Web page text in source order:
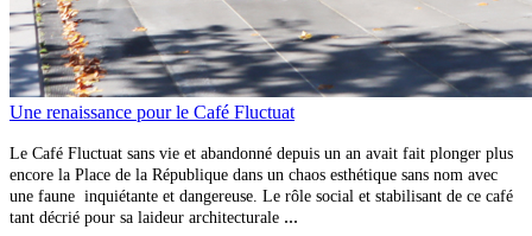
Une renaissance pour le Café Fluctuat
Le Café Fluctuat sans vie et abandonné depuis un an avait fait plonger plus
encore la Place de la République dans un chaos esthétique sans nom avec
une faune inquiétante et dangereuse. Le rôle social et stabilisant de ce café
tant décrié pour sa laideur architecturale ...